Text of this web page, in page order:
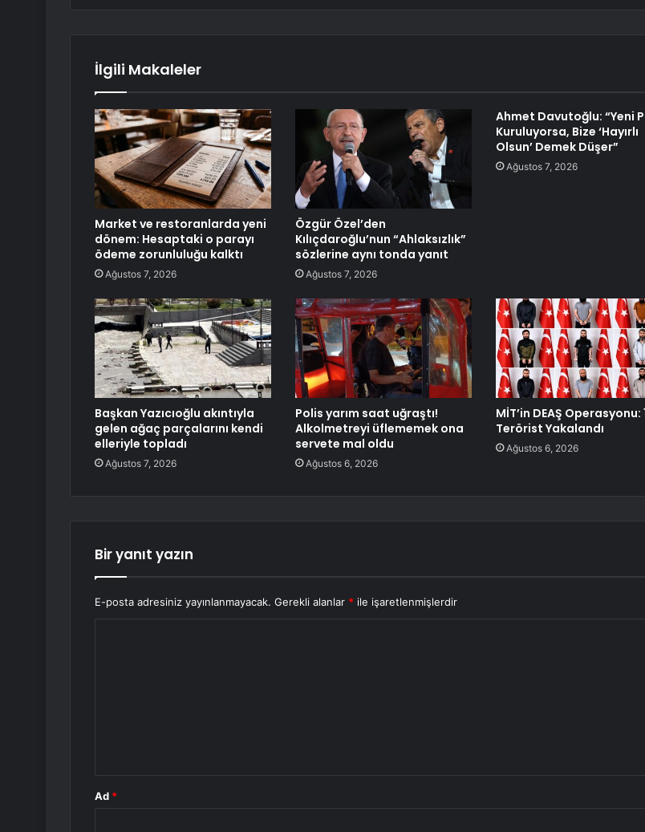
İlgili Makaleler
Market ve restoranlarda yeni
dönem: Hesaptaki o parayı
ödeme zorunluluğu kalktı
Ağustos 7, 2026
Özgür Özel’den
Kılıçdaroğlu’nun “Ahlaksızlık”
sözlerine aynı tonda yanıt
Ağustos 7, 2026
Ahmet Davutoğlu: “Yeni
Kuruluyorsa, Bize ‘Hayırlı
Olsun’ Demek Düşer”
Ağustos 7, 2026
Başkan Yazıcıoğlu akıntıyla
gelen ağaç parçalarını kendi
elleriyle topladı
Ağustos 7, 2026
Polis yarım saat uğraştı!
Alkolmetreyi üflememek ona
servete mal oldu
Ağustos 6, 2026
MİT’in DEAŞ Operasyonu:
Terörist Yakalandı
Ağustos 6, 2026
Bir yanıt yazın
E-posta adresiniz yayınlanmayacak. Gerekli alanlar * ile işaretlenmişlerdir
Ad *